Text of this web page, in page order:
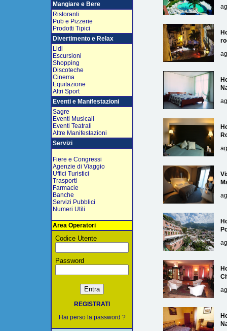
Mangiare e Bere
Ristoranti
Pub e Pizzerie
Prodotti Tipici
Divertimento e Relax
Lidi
Escursioni
Shopping
Discoteche
Cinema
Equitazione
Altri Sport
Eventi e Manifestazioni
Sagre
Eventi Musicali
Eventi Teatrali
Altre Manifestazioni
Servizi
Fiere e Congressi
Agenzie di Viaggio
Uffici Turistici
Trasporti
Farmacie
Banche
Servizi Pubblici
Numeri Utili
Area Operatori
Codice Utente
Password
REGISTRATI
Hai perso la password ?